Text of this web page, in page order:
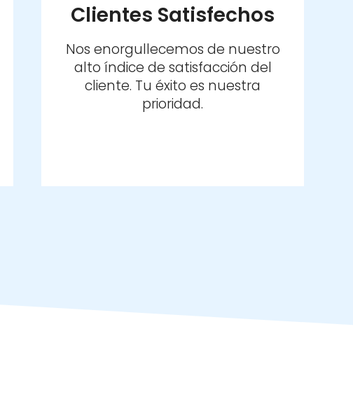
Clientes Satisfechos
Nos enorgullecemos de nuestro
alto índice de satisfacción del
cliente. Tu éxito es nuestra
prioridad.